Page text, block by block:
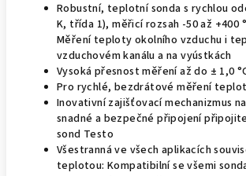
Robustní, teplotní sonda s rychlou
K, třída 1), měřicí rozsah -50 až +400
Měření teploty okolního vzduchu i
vzduchovém kanálu a na vyústkách
Vysoká přesnost měření až do ± 1,0
Pro rychlé, bezdrátové měření
Inovativní zajišťovací mechanizmus
snadné a bezpečné připojení
sond Testo
Všestranná ve všech aplikacích
teplotou: Kompatibilní se všemi